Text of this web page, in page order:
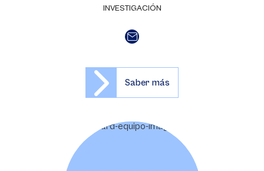
INVESTIGACIÓN
Saber más